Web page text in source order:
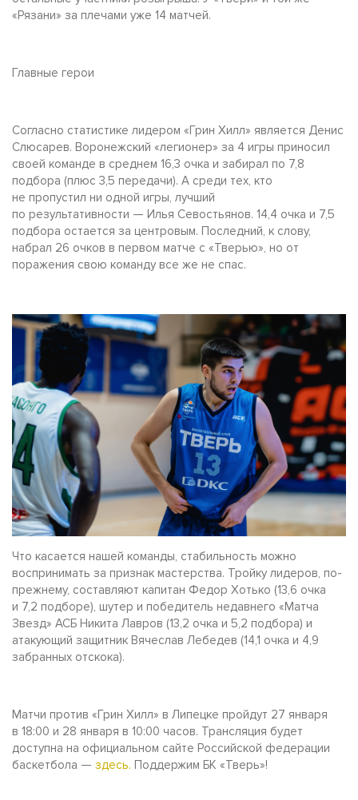
«Рязани» за плечами уже 14 матчей.
Главные герои
Согласно статистике лидером «Грин Хилл» является Денис
Слюсарев. Воронежский «легионер» за 4 игры приносил
своей команде в среднем 16,3 очка и забирал по 7,8
подбора (плюс 3,5 передачи). А среди тех, кто
не пропустил ни одной игры, лучший
по результативности — Илья Севостьянов. 14,4 очка и 7,5
подбора остается за центровым. Последний, к слову,
набрал 26 очков в первом матче с «Тверью», но от
поражения свою команду все же не спас.
Что касается нашей команды, стабильность можно
воспринимать за признак мастерства. Тройку лидеров, по-
прежнему, составляют капитан Федор Хотько (13,6 очка
и 7,2 подборе), шутер и победитель недавнего «Матча
Звезд» АСБ Никита Лавров (13,2 очка и 5,2 подбора) и
атакующий защитник Вячеслав Лебедев (14,1 очка и 4,9
забранных отскока).
Матчи против «Грин Хилл» в Липецке пройдут 27 января
в 18:00 и 28 января в 10:00 часов. Трансляция будет
доступна на официальном сайте Российской федерации
баскетбола — здесь. Поддержим БК «Тверь»!